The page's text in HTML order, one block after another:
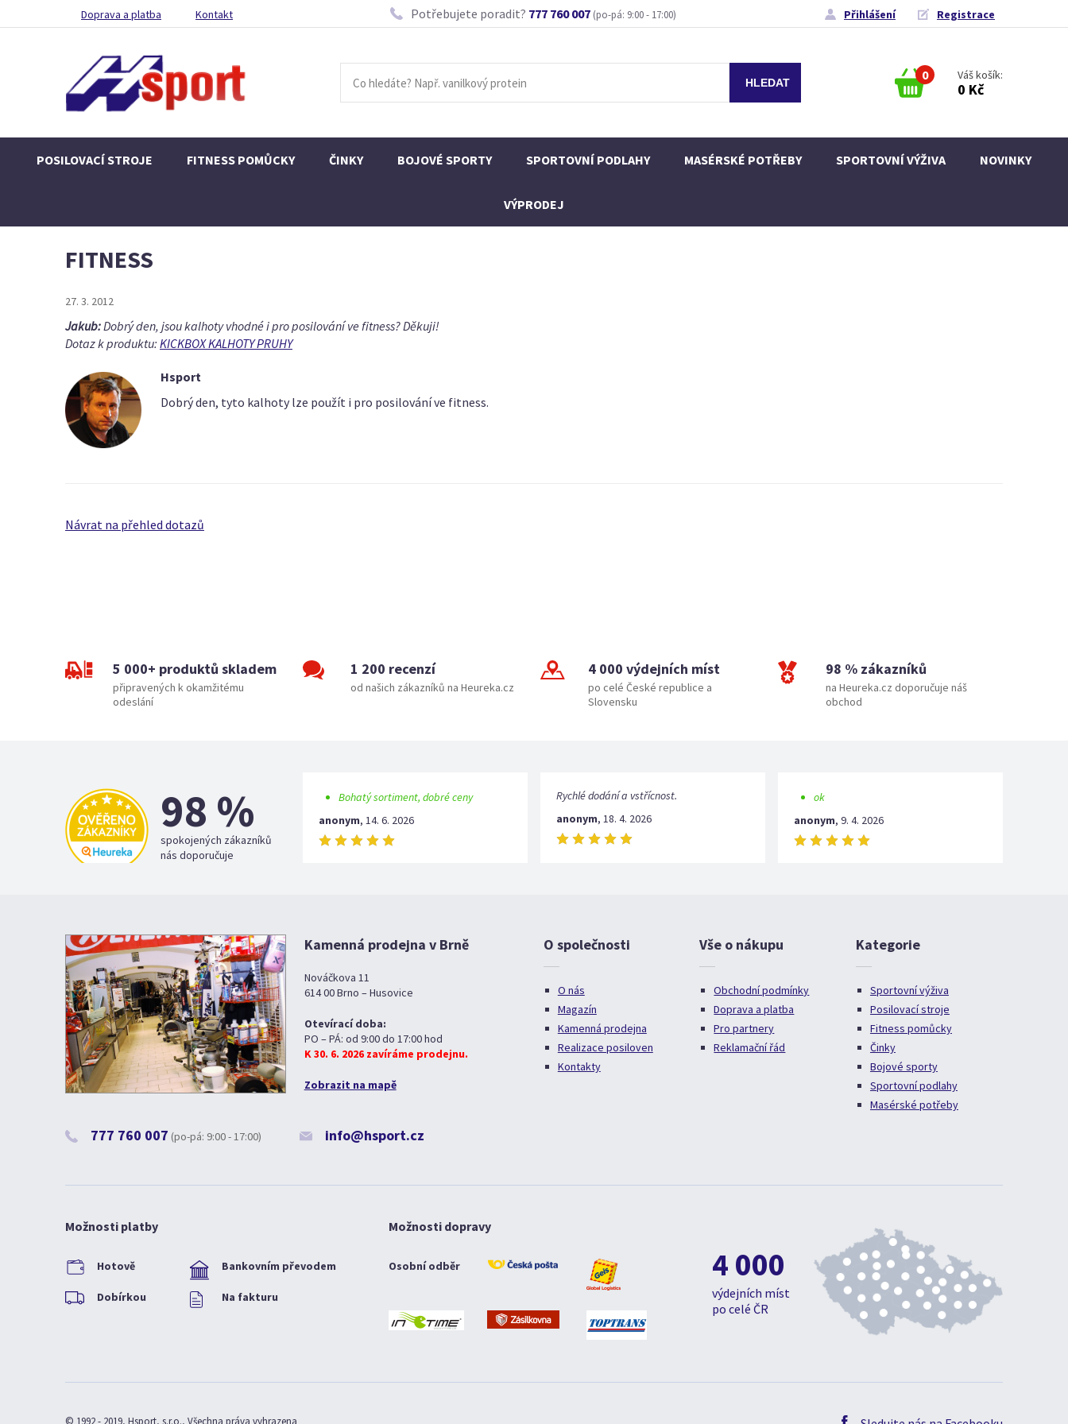
Doprava a platba Kontakt Potřebujete poradit? 777 760 007 (po-pá: 9:00 - 17:00) Přihlášení Registrace
0 Váš košík:
0 Kč
POSILOVACÍ STROJE FITNESS POMŮCKY ČINKY BOJOVÉ SPORTY SPORTOVNÍ PODLAHY MASÉRSKÉ POTŘEBY SPORTOVNÍ VÝŽIVA NOVINKY
VÝPRODEJ
FITNESS
27. 3. 2012
Jakub:Dobrý den, jsou kalhoty vhodné i pro posilování ve fitness? Děkuji!
Dotaz k produktu: KICKBOX KALHOTY PRUHY
Hsport
Dobrý den, tyto kalhoty lze použít i pro posilování ve fitness.
Návrat na přehled dotazů
5 000+ produktů skladem
připravených k okamžitému
odeslání
1 200 recenzí
od našich zákazníků na Heureka.cz
4 000 výdejních míst
po celé České republice a
Slovensku
98 % zákazníků
na Heureka.cz doporučuje náš
obchod
98 %
spokojených zákazníků
nás doporučuje
Bohatý sortiment, dobré ceny
anonym, 14. 6. 2026
Rychlé dodání a vstřícnost.
anonym, 18. 4. 2026
ok
anonym, 9. 4. 2026
Kamenná prodejna v Brně
Nováčkova 11
614 00 Brno – Husovice
Otevírací doba:
PO – PÁ: od 9:00 do 17:00 hod
K 30. 6. 2026 zavíráme prodejnu.
Zobrazit na mapě
777 760 007 (po-pá: 9:00 - 17:00) info@hsport.cz
O společnosti
O nás
Magazín
Kamenná prodejna
Realizace posiloven
Kontakty
Vše o nákupu
Obchodní podmínky
Doprava a platba
Pro partnery
Reklamační řád
Kategorie
Sportovní výživa
Posilovací stroje
Fitness pomůcky
Činky
Bojové sporty
Sportovní podlahy
Masérské potřeby
Možnosti platby
Hotově Bankovním převodem
Dobírkou Na fakturu
Možnosti dopravy
Osobní odběr 4 000
výdejních míst
po celé ČR
© 1992 - 2019, Hsport, s.r.o., Všechna práva vyhrazena